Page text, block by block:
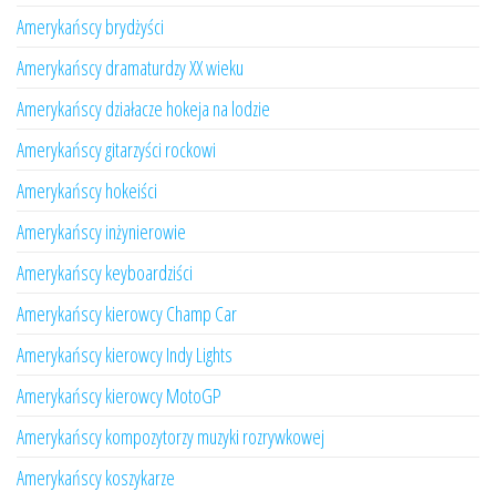
Amerykańscy brydżyści
Amerykańscy dramaturdzy XX wieku
Amerykańscy działacze hokeja na lodzie
Amerykańscy gitarzyści rockowi
Amerykańscy hokeiści
Amerykańscy inżynierowie
Amerykańscy keyboardziści
Amerykańscy kierowcy Champ Car
Amerykańscy kierowcy Indy Lights
Amerykańscy kierowcy MotoGP
Amerykańscy kompozytorzy muzyki rozrywkowej
Amerykańscy koszykarze